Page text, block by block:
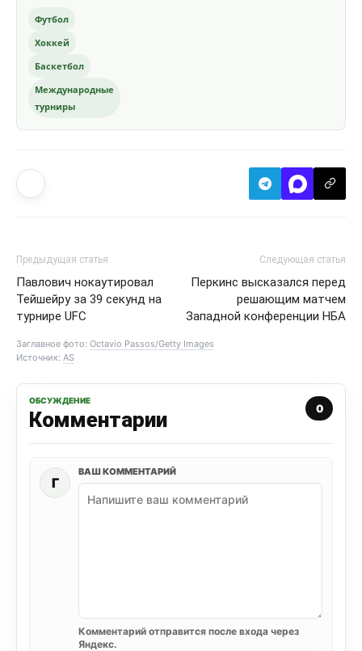
Футбол
Хоккей
Баскетбол
Международные
турниры
Предыдущая статья
Павлович нокаутировал
Тейшейру за 39 секунд на
турнире UFC
Следующая статья
Перкинс высказался перед
решающим матчем
Западной конференции НБА
Заглавное фото: Octavio Passos/Getty Images
Источник: AS
ОБСУЖДЕНИЕ
Комментарии 0
Г
ВАШ КОММЕНТАРИЙ
Комментарий отправится после входа через
Яндекс.